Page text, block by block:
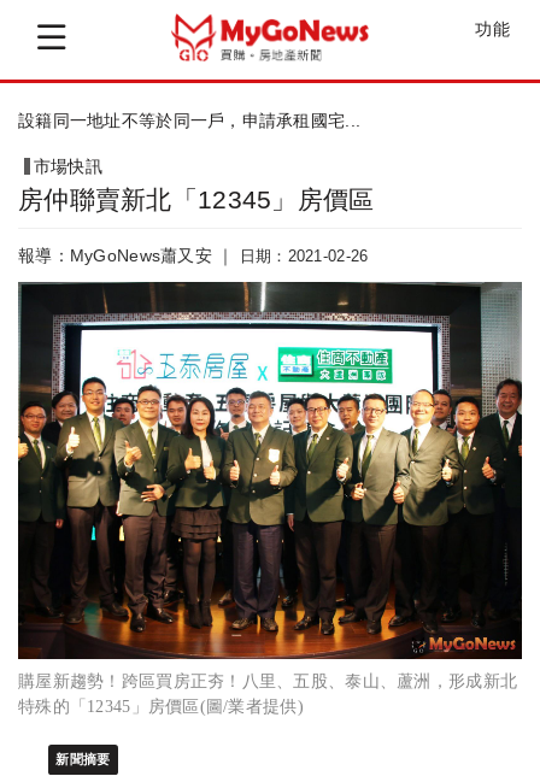
功能
委託仲介買賣房屋須留意，交易安全有保障
市場快訊
房仲聯賣新北「12345」房價區
報導：MyGoNews蕭又安 ｜ 日期：2021-02-26
購屋新趨勢！跨區買房正夯！八里、五股、泰山、蘆洲，形成新北
特殊的「12345」房價區(圖/業者提供)
新聞摘要